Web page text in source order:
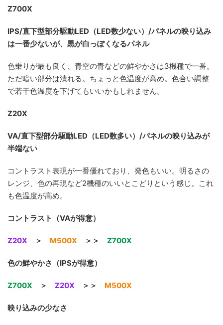
Z700X
IPS/直下型部分駆動LED（LED数少ない）/パネルの映り込み
は一番少ないが、黒が白っぽくなるパネル
色乗りが最も良く、青空の青などの鮮やかさは3機種で一番。
ただ暗い部分は潰れる。ちょっと色温度が高め。色合い調整
で若干色温度を下げてもいいかもしれません。
Z20X
VA/直下型部分駆動LED（LED数多い）/パネルの映り込みが
半端ない
コントラスト表現が一番優れており、発色もいい。明るさの
レンジ、色の再現など2機種のいいとこどりという感じ。これ
も色温度が高め。
コントラスト（VAが得意）
Z20X ＞ M500X ＞＞ Z700X
色の鮮やかさ（IPSが得意）
Z700X ＞ Z20X ＞＞ M500X
映り込みの少なさ